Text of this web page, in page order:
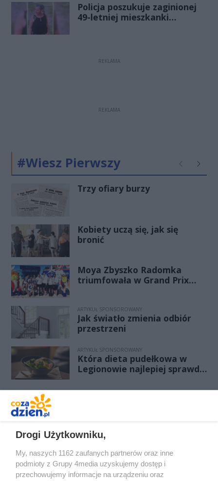
Policja poszukuje zaginionej
49-letniej mieszkanki
REKLAMA
REKLAMA
#Wiesz Pierwszy Poprzednie
Trzy ofiary burzy
Kobiety uczą się, jak się
bronić
Moya Zbyszko Radomka
triumfowała w Grand Prix
ARTYKUŁ SPONSOROWANY
Jak światło zmienia odbiór
przestrzeni
ARTYKUŁ SPONSOROWANY
Która dieta pudełkowa w
Legionowie najlepiej sprawdzi
efektu jojo?
Drogi Użytkowniku,
My, naszych 1162 zaufanych partnerów oraz inne
podmioty z Grupy 4media uzyskujemy dostęp i
przechowujemy informacje na urządzeniu oraz